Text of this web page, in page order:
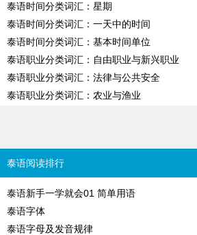
泰语时间分类词汇：星期
泰语时间分类词汇：一天中的时间
泰语时间分类词汇：基本时间单位
泰语职业分类词汇：自由职业与新兴职业
泰语职业分类词汇：法律与公共安全
泰语职业分类词汇：农业与渔业
泰语阅读排行
泰语新手一学就会01 简单用语
泰语字体
泰语字母及发音规律